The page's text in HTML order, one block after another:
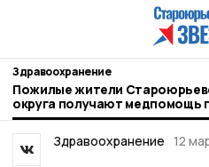
Здравоохранение
Пожилые жители
округа получают медпомощь
жительства
Здравоохранение 12